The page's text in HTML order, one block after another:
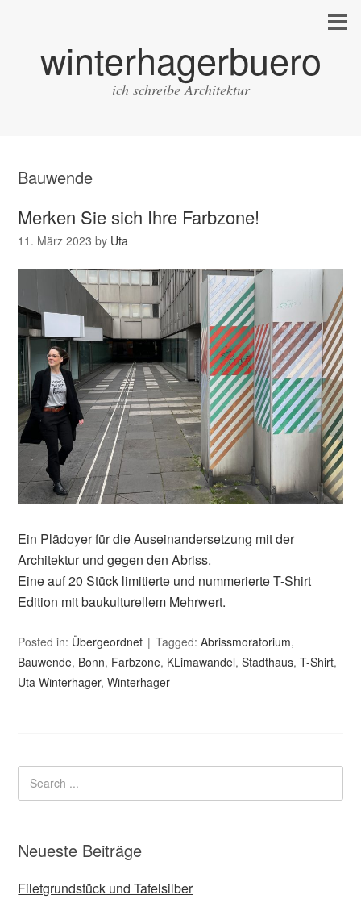
winterhagerbuero
ich schreibe Architektur
Bauwende
Merken Sie sich Ihre Farbzone!
11. März 2023 by Uta
Ein Plädoyer für die Auseinandersetzung mit der
Architektur und gegen den Abriss.
Eine auf 20 Stück limitierte und nummerierte T-Shirt
Edition mit baukulturellem Mehrwert.
Posted in: Übergeordnet Tagged:Abrissmoratorium,
Bauwende, Bonn, Farbzone, KLimawandel,Stadthaus,T-Shirt,
Uta Winterhager,Winterhager
Neueste Beiträge
Filetgrundstück und Tafelsilber